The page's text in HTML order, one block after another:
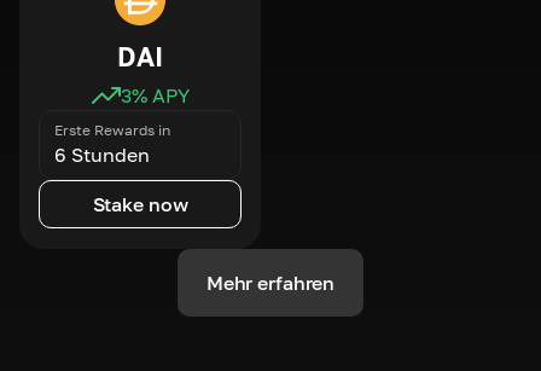
DAI
3% APY
Erste Rewards in
6 Stunden
Stake now
Mehr erfahren